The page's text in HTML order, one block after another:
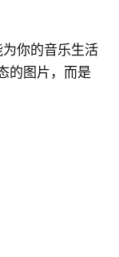
为你的音乐生活
的图片，而是